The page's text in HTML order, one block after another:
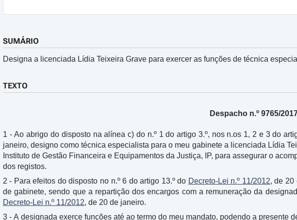
SUMÁRIO
Designa a licenciada Lídia Teixeira Grave para exercer as funções de técnica
TEXTO
Despacho n.º 9765/
1 - Ao abrigo do disposto na alínea c) do n.º 1 do artigo 3.º, nos n.os 1, 2 e 3 do
janeiro, designo como técnica especialista para o meu gabinete a licenciada Lídia
Instituto de Gestão Financeira e Equipamentos da Justiça, IP, para assegurar o
dos registos.
2 - Para efeitos do disposto no n.º 6 do artigo 13.º do Decreto-Lei n.º 11/2012, de 20
de gabinete, sendo que a repartição dos encargos com a remuneração da
Decreto-Lei n.º 11/2012, de 20 de janeiro.
3 - A designada exerce funções até ao termo do meu mandato, podendo a presente